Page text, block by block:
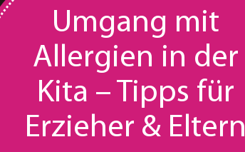
Umgang mit
Allergien in der
Kita – Tipps für
Erzieher & Eltern